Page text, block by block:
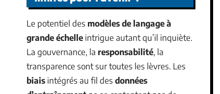
Le potentiel des modèles de langage à
grande échelle intrigue autant qu’il inquiète.
La gouvernance, la responsabilité, la
transparence sont sur toutes les lèvres. Les
biais intégrés au fil des données